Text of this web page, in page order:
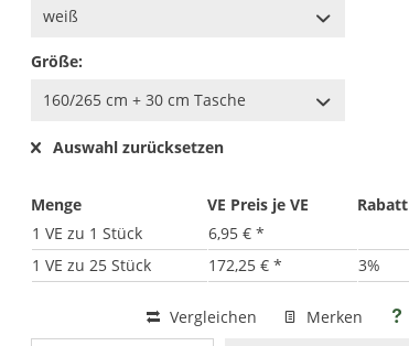
Größe:
Auswahl zurücksetzen
Menge VE Preis je VE Rabatt
1 VE zu 1 Stück
6,95 € *
1 VE zu 25 Stück
172,25 € * 3%
Vergleichen Merken